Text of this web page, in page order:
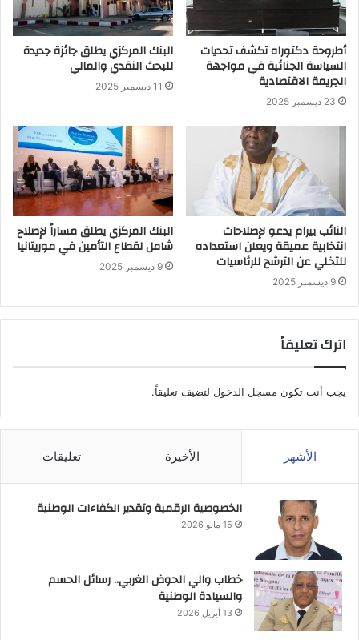
أطروحة دكتوراه تكشف تحديات
السياسة الجنائية في مواجهة
الجريمة الاقتصادية
23 ديسمبر 2025
البنك المركزي يطلق جائزة جديدة
للبحث النقدي والمالي
11 ديسمبر 2025
النائب بيرام يدعو لإصلاحات
انتخابية عميقة ويعلن استعداده
للتخلي عن الترشح للرئاسيات
9 ديسمبر 2025
البنك المركزي يطلق مساراً لإصلاح
شامل لقطاع التأمين في موريتانيا
9 ديسمبر 2025
اترك تعليقاً
يجب أنت تكون مسجل الدخول لتضيف تعليقاً.
الأشهر الأخيرة تعليقات
الخصوصية الرقمية وتقدير الكفاءات الوطنية
15 مايو 2026
خطاب والي الحوض الغربي.. رسائل الحسم
والسيادة الوطنية
13 أبريل 2026